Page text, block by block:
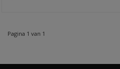
Pagina 1 van 1